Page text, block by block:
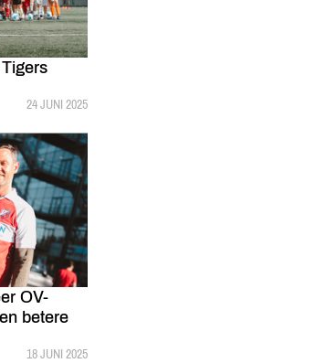
GEPUBLICEERD:
24 JUNI 2025
OV-
betere
GEPUBLICEERD:
18 JUNI 2025